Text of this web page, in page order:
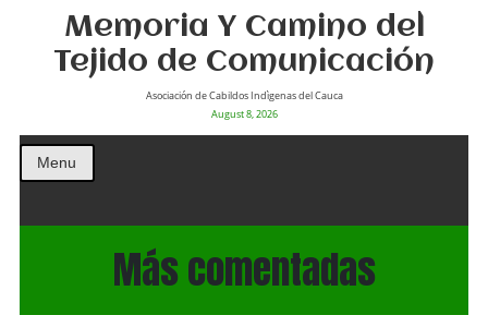
Memoria Y Camino del
Tejido de Comunicación
Asociación de Cabildos Indìgenas del Cauca
August 8, 2026
Menu
Más comentadas